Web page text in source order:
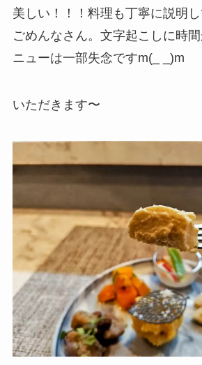
美しい！！！料理も丁寧に説明し
ごめんなさん。文字起こしに時
ニューは一部失念ですm(_ _)m
いただきます〜